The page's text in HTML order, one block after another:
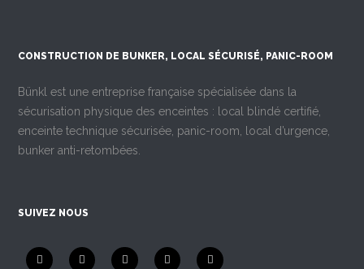
CONSTRUCTION DE BUNKER, LOCAL SÉCURISÉ, PANIC-ROOM
Bünkl est une entreprise française spécialisée dans la
sécurisation physique des enceintes : local blindé certifié,
enceinte technique sécurisée, panic-room, local d’urgence,
bunker anti-retombées.
SUIVEZ NOUS